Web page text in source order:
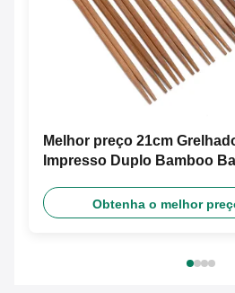
Melhor preço 21cm
Impresso Duplo Bamboo
Design Grátis Manga de
Personalizada
Obtenha o melhor